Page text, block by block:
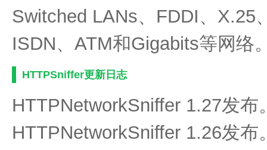
Switched LANs、FDDI、X.25
ISDN、ATM和Gigabits等网络
HTTPSniffer更新日志
HTTPNetworkSniffer 1.27发布
HTTPNetworkSniffer 1.26发布